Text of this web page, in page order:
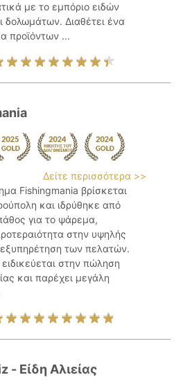
με το εμπόριο ειδών
δολωμάτων. Διαθέτει ένα
προϊόντων ...
Δείτε περισσότερα >>
Fishingmania βρίσκεται
και ιδρύθηκε από
για το ψάρεμα,
στην υψηλής
εξυπηρέτηση των πελατών.
ειδικεύεται στην πώληση
και παρέχει μεγάλη
- Είδη Αλιείας